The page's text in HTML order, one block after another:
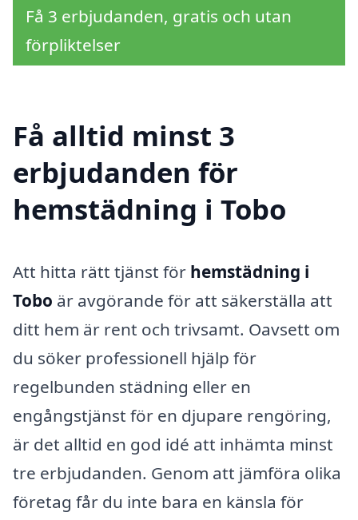
Få 3 erbjudanden, gratis och utan
förpliktelser
Få alltid minst 3
erbjudanden för
hemstädning i Tobo
Att hitta rätt tjänst för hemstädning i
Tobo är avgörande för att säkerställa att
ditt hem är rent och trivsamt. Oavsett om
du söker professionell hjälp för
regelbunden städning eller en
engångstjänst för en djupare rengöring,
är det alltid en god idé att inhämta minst
tre erbjudanden. Genom att jämföra olika
företag får du inte bara en känsla för